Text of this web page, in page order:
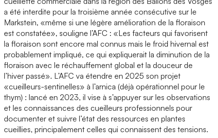
a été interdite pour la troisième année consécutive sur le
Markstein, «même si une légère amélioration de la floraison
est constatée», souligne l’AFC : «Les facteurs qui favorisent
la floraison sont encore mal connus mais le froid hivernal est
probablement impliqué, ce qui expliquerait la diminution de la
floraison avec le réchauffement global et la douceur de
l’hiver passé». L’AFC va étendre en 2025 son projet
«cueilleurs-sentinelles» à l’arnica (déjà opérationnel pour le
thym) : lancé en 2023, il vise à s’appuyer sur les observations
et les connaissances des cueilleurs professionnels pour
documenter et suivre l’état des ressources en plantes
cueillies, principalement celles qui connaissent des tensions.